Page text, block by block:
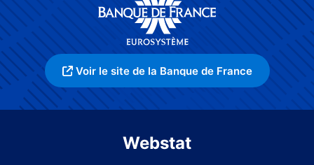
Voir le site de la Banque de France
Webstat